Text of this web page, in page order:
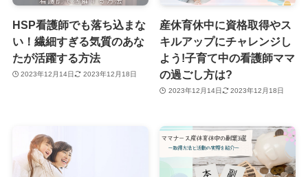
HSP看護師でも落ち込まな
い！繊細すぎる気質のあな
たが活躍する方法
2023年12月14日 2023年12月18日
産休育休中に資格取得やス
キルアップにチャレンジし
よう!子育て中の看護師ママ
の過ごし方は?
2023年12月14日 2023年12月18日